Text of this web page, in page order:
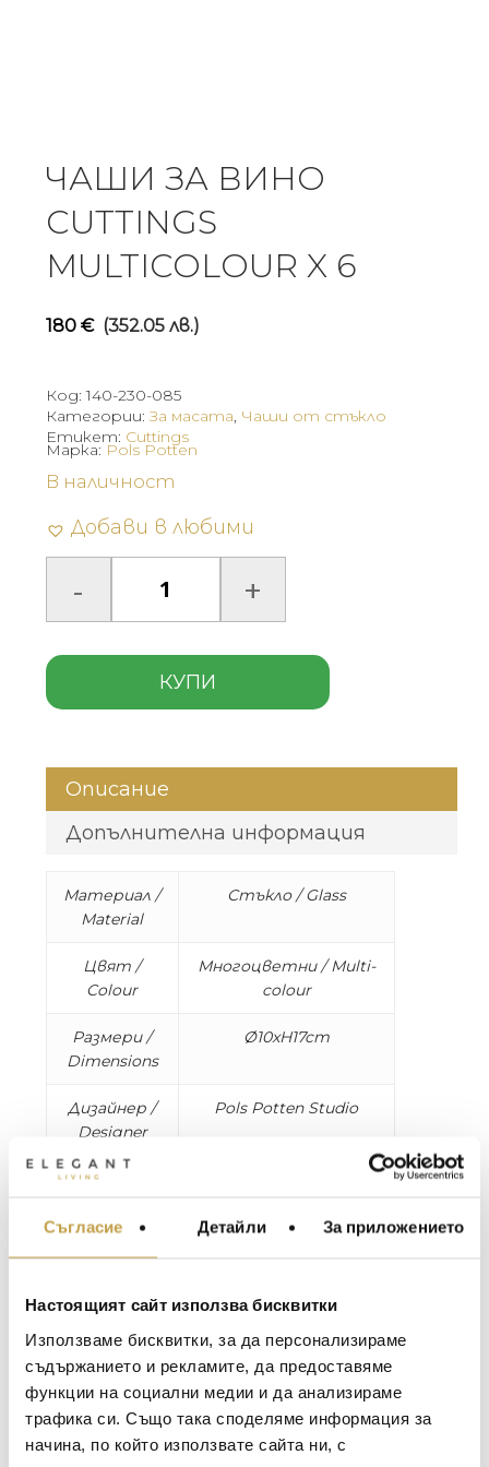
Съгласие Детайли За приложението
Настоящият сайт използва бисквитки
Използваме бисквитки, за да персонализираме
съдържанието и рекламите, да предоставяме
функции на социални медии и да анализираме
трафика си. Също така споделяме информация за
начина, по който използвате сайта ни, с
ЧАШИ ЗА ВИНО
CUTTINGS
MULTICOLOUR X 6
180 € (352.05 лв.)
Код:140-230-085
Категории:За масата, Чаши от стъкло
Етикет: Cuttings
В наличност
Добави в любими
КУПИ
Марка: Pols Potten
Описание
Допълнителна информация
Материал /
Material
Стъкло / Glass
Цвят /
Colour
Многоцветни / Multi-
colour
Размери /
Dimensions
Ø10xH17cm
Дизайнер /
Designer
Pols Potten Studio
Подходящи
for
Съдомиялна машина /
Maxim Behar
2022-06-18
МЕБЕЛИ ЗА ДОМА И
ЗА МАСАТА
ТЕКСТИЛ ЗА ДОМА
АРОМАТИ ЗА ДОМА
BACCARAT
TOM DIXON
MICHAEL ARAM